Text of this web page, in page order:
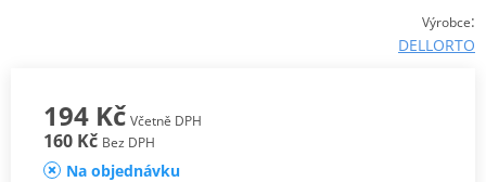
Výrobce:
DELLORTO
194 Kč Včetně DPH
160 Kč Bez DPH
Na objednávku